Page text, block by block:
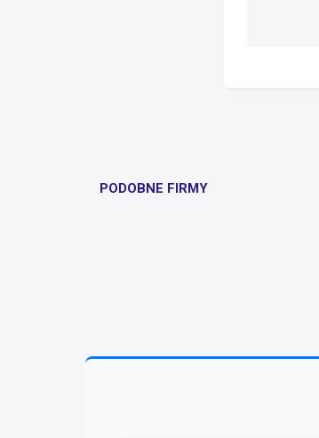
PODOBNE FIRMY